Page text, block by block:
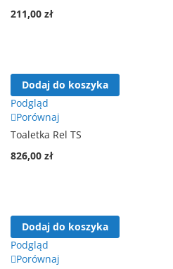
211,00 zł
Dodaj do koszyka
Podgląd
Porównaj
Toaletka Rel TS
826,00 zł
Dodaj do koszyka
Podgląd
Porównaj